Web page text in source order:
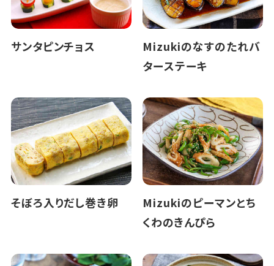
サンタピンチョス
Mizukiのなすのたれバ
ターステーキ
そぼろ入りだし巻き卵
Mizukiのピーマンとち
くわのきんぴら